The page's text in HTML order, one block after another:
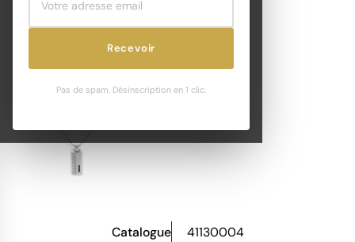
Recevoir
Pas de spam. Désinscription en 1 clic.
Catalogue 41130004